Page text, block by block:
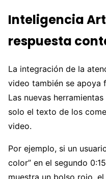
Inteligencia
respuesta
La integración de la
video también se apoya
Las nuevas
solo el texto de los
video.
Por ejemplo, si un
color” en el segundo